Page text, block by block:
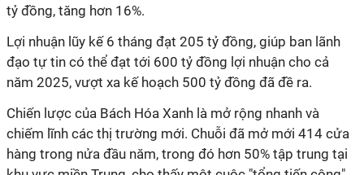
tỷ đồng, tăng hơn 16%.
Lợi nhuận lũy kế 6 tháng đạt 205 tỷ đồng, giúp ban lãnh
đạo tự tin có thể đạt tới 600 tỷ đồng lợi nhuận cho cả
năm 2025, vượt xa kế hoạch 500 tỷ đồng đã đề ra.
Chiến lược của Bách Hóa Xanh là mở rộng nhanh và
chiếm lĩnh các thị trường mới. Chuỗi đã mở mới 414 cửa
hàng trong nửa đầu năm, trong đó hơn 50% tập trung tại